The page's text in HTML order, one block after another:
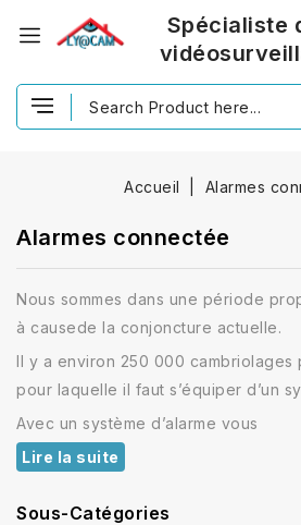
Spécialiste
Accueil Alarmes
Alarmes connectée
Nous sommes dans une période
à causede la conjoncture actuelle.
Il y a environ 250 000 cambriolages
pour laquelle il faut s’équiper d’un
Avec un système d’alarme vous
Lire la suite
Sous-Catégories